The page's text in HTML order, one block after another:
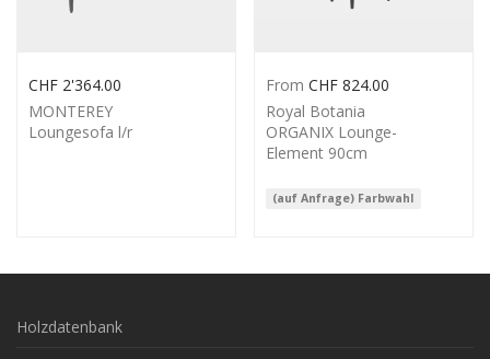
MONTEREY
Loungesofa l/r
CHF 2'364.00
(auf Anfrage) Farbwahl
Royal Botania
ORGANIX Lounge-
Element 90cm
From CHF 824.00
Holzdatenbank